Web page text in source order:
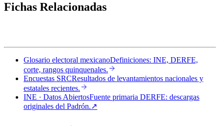
Fichas Relacionadas
Glosario electoral mexicanoDefiniciones: INE, DERFE,
corte, rangos quinquenales.
Encuestas SRCResultados de levantamientos nacionales y
estatales recientes.
INE · Datos AbiertosFuente primaria DERFE: descargas
originales del Padrón.↗︎